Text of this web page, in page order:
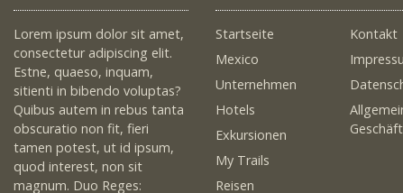
Lorem ipsum dolor sit amet,
consectetur adipiscing elit.
Estne, quaeso, inquam,
sitienti in bibendo voluptas?
Quibus autem in rebus tanta
obscuratio non fit, fieri
tamen potest, ut id ipsum,
quod interest, non sit
magnum. Duo Reges:
Startseite
Mexico
Unternehmen
Hotels
Exkursionen
My Trails
Reisen
Kontakt